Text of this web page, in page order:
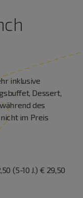
inklusive
Dessert,
des
im Preis
(5-10 J.) € 29,50